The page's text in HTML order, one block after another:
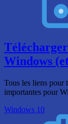
Windows
Tous les liens pour
importantes pour
Windows 10